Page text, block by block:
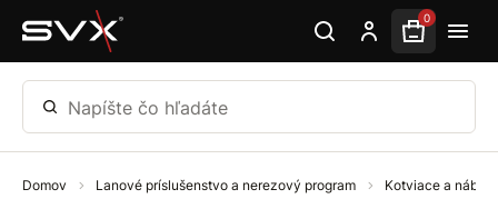
Preskočiť na hlavný obsah 0
Napíšte čo hľadáte
Domov Lanové príslušenstvo a nerezový program Kotviace a